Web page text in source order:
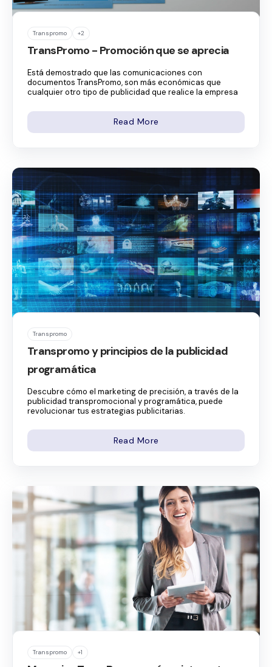
Transpromo +2
TransPromo - Promoción que se aprecia
Está demostrado que las comunicaciones con
documentos TransPromo, son más económicas que
cualquier otro tipo de publicidad que realice la empresa
Read More
Transpromo
Transpromo y principios de la publicidad
programática
Descubre cómo el marketing de precisión, a través de la
publicidad transpromocional y programática, puede
revolucionar tus estrategias publicitarias.
Read More
Transpromo +1